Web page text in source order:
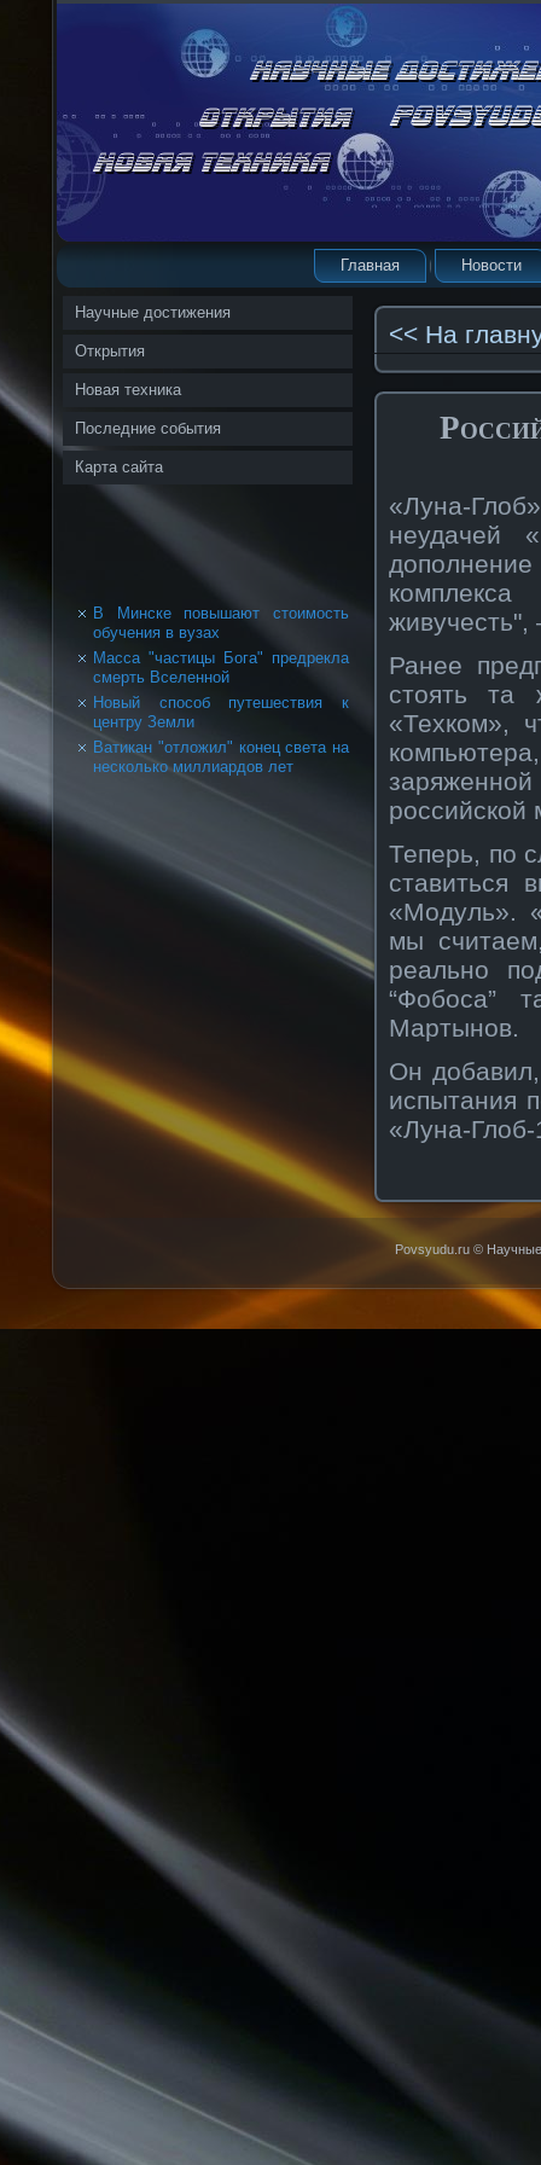
Главная Новости
Научные достижения
Открытия
Новая техника
Последние события
Карта сайта
В Минске повышают стоимость
обучения в вузах
Масса "частицы Бога" предрекла
смерть Вселенной
Новый способ путешествия к
центру Земли
Ватикан "отложил" конец света на
несколько миллиардов лет
<< На
«Луна-
неудачей
Ранее
стоять та
«Техком»,
российской
Теперь, по
ставиться
«Модуль».
мы
реально
“Фобоса”
Мартынов.
Он
испытания
«Луна-Глоб-
Povsyudu.ru © Научные